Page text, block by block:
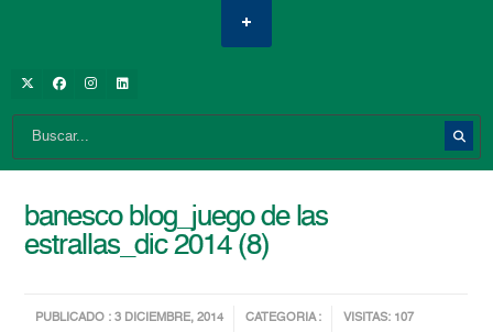
banesco blog_juego de las
estrallas_dic 2014 (8)
PUBLICADO : 3 DICIEMBRE, 2014 CATEGORIA : VISITAS: 107